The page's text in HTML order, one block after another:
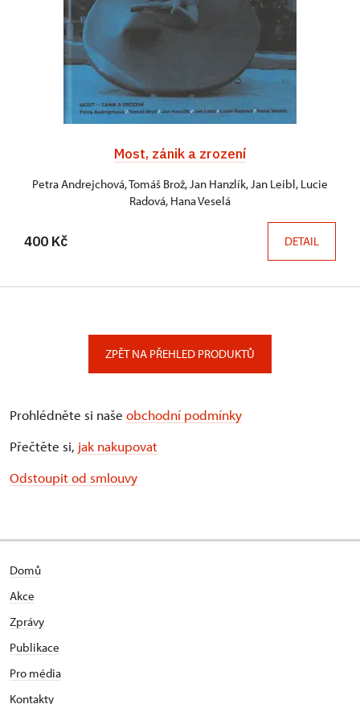
Most, zánik a zrození
Petra Andrejchová, Tomáš Brož, Jan Hanzlík, Jan Leibl, Lucie
Radová, Hana Veselá
400 Kč DETAIL
ZPĚT NA PŘEHLED PRODUKTŮ
Prohlédněte si naše obchodní podmínky
Přečtěte si, jak nakupovat
Odstoupit od smlouvy
Domů
Akce
Zprávy
Publikace
Pro média
Kontakty